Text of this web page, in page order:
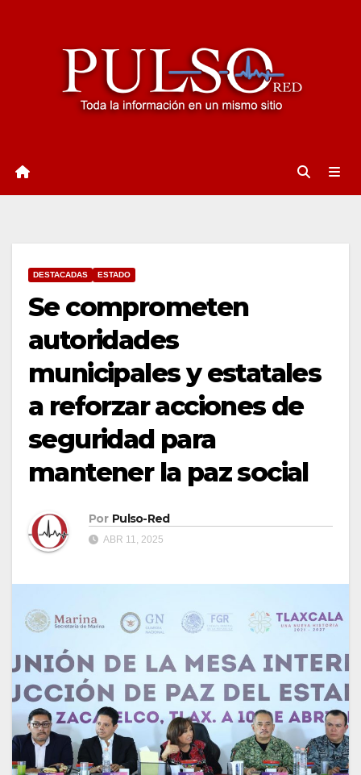
DESTACADAS ESTADO
Se comprometen
autoridades
municipales y estatales
a reforzar acciones de
seguridad para
mantener la paz social
Por Pulso-Red
ABR 11, 2025